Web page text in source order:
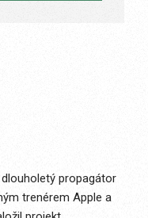
propagátor
trenérem Apple a